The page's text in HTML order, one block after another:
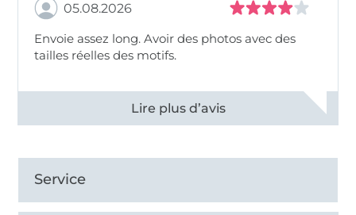
05.08.2026
Envoie assez long. Avoir des photos avec des
tailles réelles des motifs.
Voir tous les 11494 commentaires
Service